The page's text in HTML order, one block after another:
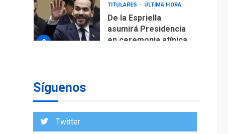
2
TITULARES
ÚLTIMA HORA
De la Espriella
asumirá Presidencia
en ceremonia atípica
3
de diálogo en
Síguenos
Twitter